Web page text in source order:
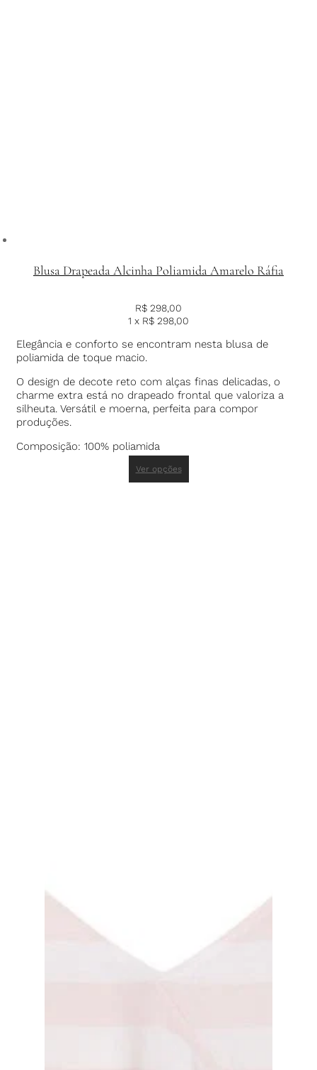
Blusa Drapeada Alcinha Poliamida Amarelo Ráfia
R$ 298,00
1 x R$ 298,00
Elegância e conforto se encontram nesta blusa de
poliamida de toque macio.
O design de decote reto com alças finas delicadas, o
charme extra está no drapeado frontal que valoriza a
silheuta. Versátil e moerna, perfeita para compor
produções.
Composição: 100% poliamida
Ver opções